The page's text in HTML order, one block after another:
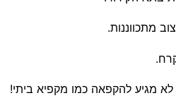
מתכווננות.
מגיע להקפאה כמו מקפיא ביתי!